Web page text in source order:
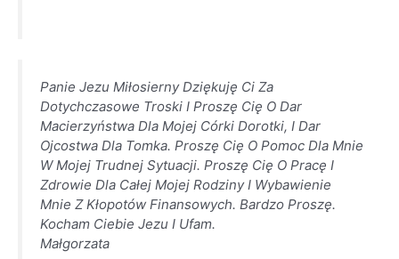
Panie Jezu Miłosierny Dziękuję Ci Za
Dotychczasowe Troski I Proszę Cię O Dar
Macierzyństwa Dla Mojej Córki Dorotki, I Dar
Ojcostwa Dla Tomka. Proszę Cię O Pomoc Dla Mnie
W Mojej Trudnej Sytuacji. Proszę Cię O Pracę I
Zdrowie Dla Całej Mojej Rodziny I Wybawienie
Mnie Z Kłopotów Finansowych. Bardzo Proszę.
Kocham Ciebie Jezu I Ufam.
Małgorzata